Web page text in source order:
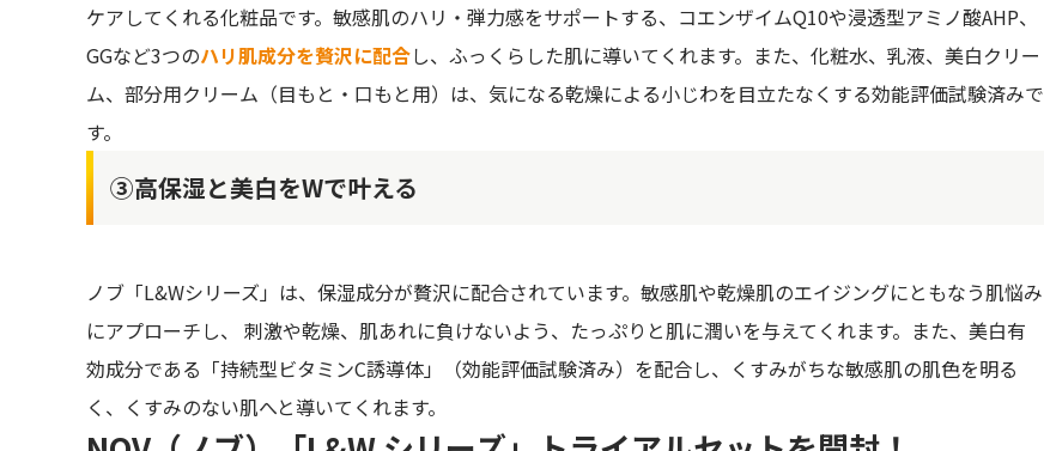
ケアしてくれる化粧品です。敏感肌のハリ・弾力感をサポートする、コエンザイムQ10や浸透型アミノ酸AHP、
GGなど3つのハリ肌成分を贅沢に配合し、ふっくらした肌に導いてくれます。また、化粧水、乳液、美白クリー
ム、部分用クリーム（目もと・口もと用）は、気になる乾燥による小じわを目立たなくする効能評価試験済みで
す。
③高保湿と美白をWで叶える
ノブ「L&Wシリーズ」は、保湿成分が贅沢に配合されています。敏感肌や乾燥肌のエイジングにともなう肌悩み
にアプローチし、 刺激や乾燥、肌あれに負けないよう、たっぷりと肌に潤いを与えてくれます。また、美白有
効成分である「持続型ビタミンC誘導体」（効能評価試験済み）を配合し、くすみがちな敏感肌の肌色を明る
く、くすみのない肌へと導いてくれます。